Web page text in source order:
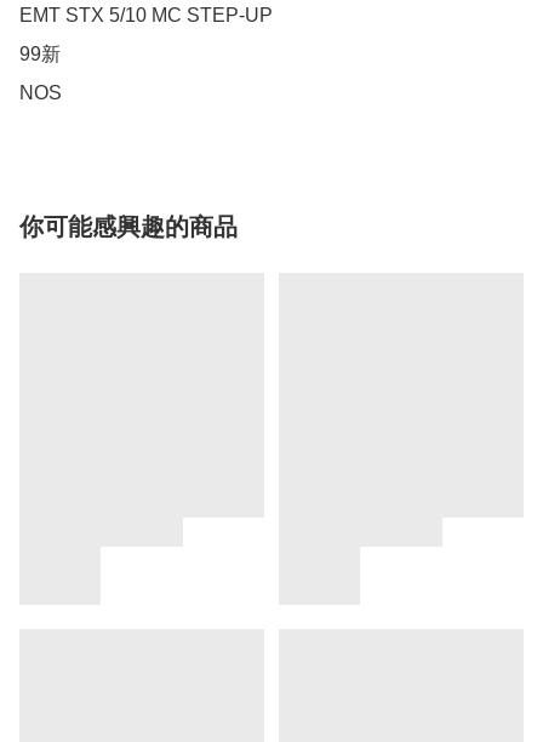
EMT STX 5/10 MC STEP-UP
99新
NOS
你可能感興趣的商品